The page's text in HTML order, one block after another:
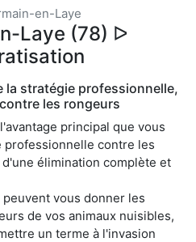
en-Laye
Laye (78) ᐅ
la stratégie professionnelle,
les rongeurs
principal que vous
professionnelle contre les
élimination complète et
vous donner les
de vos animaux nuisibles,
un terme à l'invasion